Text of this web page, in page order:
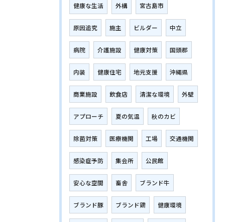
健康な生活 外構 宮古島市
原因追究 施主 ビルダー 中立
病院 介護施設 健康対策 国頭郡
内装 健康住宅 地元支援 沖縄県
商業施設 飲食店 清潔な環境 外壁
アプローチ 夏の気温 秋のカビ
除菌対策 医療機関 工場 交通機関
感染症予防 集会所 公民館
安心な空間 畜舎 ブランド牛
ブランド豚 ブランド鶏 健康環境